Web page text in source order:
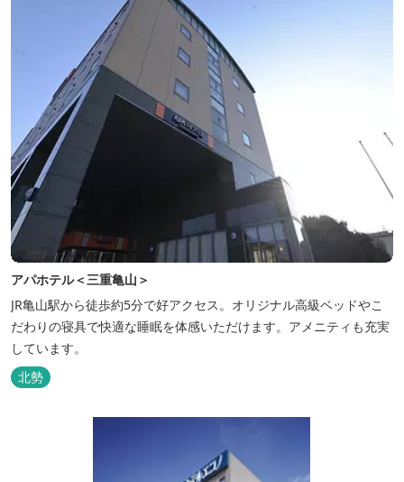
アパホテル＜三重亀山＞
JR亀山駅から徒歩約5分で好アクセス。オリジナル高級ベッドやこ
だわりの寝具で快適な睡眠を体感いただけます。アメニティも充実
しています。
北勢